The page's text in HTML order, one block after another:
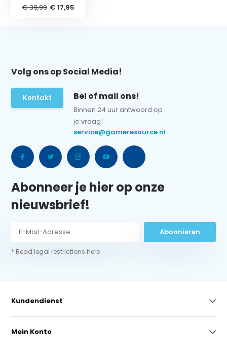
€ 39,99 € 17,95
Volg ons op Social Media!
Kontakt Bel of mail ons!
Binnen 24 uur antwoord op
je vraag!
service@gameresource.nl
Abonneer je hier op onze
nieuwsbrief!
Abonnieren
* Read legal restrictions here
Kundendienst
Mein Konto